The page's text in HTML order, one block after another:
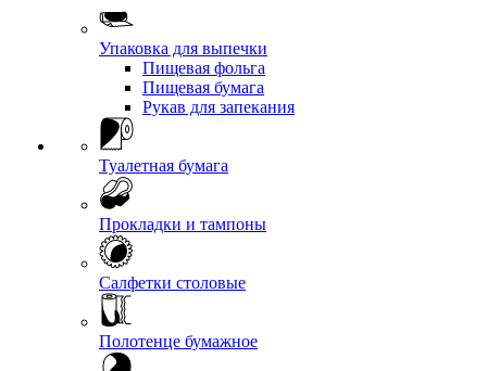
Упаковка для выпечки
Пищевая фольга
Пищевая бумага
Рукав для запекания
Туалетная бумага
Прокладки и тампоны
Салфетки столовые
Полотенце бумажное